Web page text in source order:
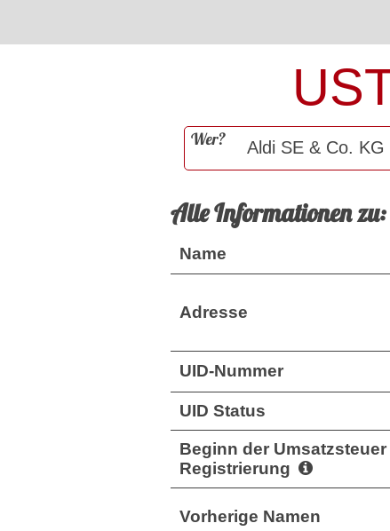
Wer?
Alle Informationen zu:
Name
Adresse
UID-Nummer
UID Status
Beginn der Umsatzsteuer
Registrierung
Vorherige Namen